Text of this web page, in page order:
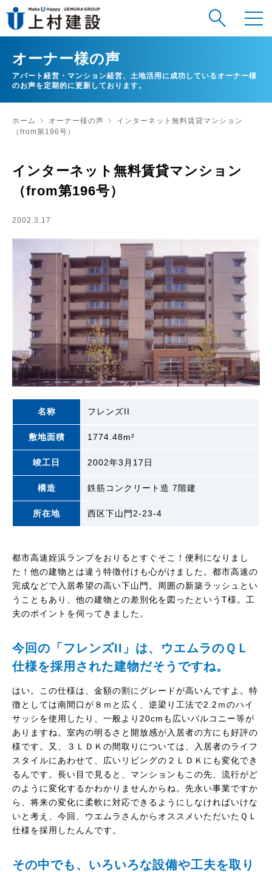
オーナー様の声
アパート経営・マンション経営、土地活用に成功しているオーナー様
のお声を定期的に更新しております。
ホーム オーナー様の声
インターネット無料賃貸マンション
（from第196号）
インターネット無料賃貸マンション
（from第196号）
2002.3.17
名称 フレンズII
敷地面積 1774.48m²
竣工日 2002年3月17日
構造 鉄筋コンクリート造 7階建
所在地 西区下山門2-23-4
都市高速姪浜ランプをおりるとすぐそこ！便利になりまし
た！他の建物とは違う特徴付けも心がけました。都市高速の
完成などで入居希望の高い下山門。周囲の新築ラッシュとい
うこともあり、他の建物との差別化を図ったというT様。工
夫のポイントを伺ってきました。
今回の「フレンズII」は、ウエムラのＱＬ
仕様を採用された建物だそうですね。
はい。この仕様は、金額の割にグレードが高いんですよ。特
徴としては南間口が８ｍと広く、逆梁り工法で2.2ｍのハイ
サッシを使用したり、一般より20cmも広いバルコニー等が
ありますね。室内の明るさと開放感が入居者の方にも好評の
様です。又、３ＬＤＫの間取りについては、入居者のライフ
スタイルにあわせて、広いリビングの２ＬＤＫにも変化でき
るんです。長い目で見ると、マンションもこの先、流行がど
のように変化するかわかりませんからね。先永い事業ですか
ら、将来の変化に柔軟に対応できるようにしなければいけな
いと考え、今回、ウエムラさんからオススメいただいたＱＬ
仕様を採用したんんです。
その中でも、いろいろな設備や工夫を取り